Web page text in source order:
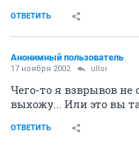
ОТВЕТИТЬ
Анонимный пользователь
17 ноября 2002 ulloi
Чего-то я взврывов
выхожу... Или это вы
ОТВЕТИТЬ